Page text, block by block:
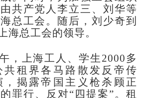
共产党人李立三、刘华等
总工会。随后，刘少奇到
海总工会的领导。
，上海工人、学生2000多
共租界各马路散发反帝传
，揭露帝国主义枪杀顾正
罪行、反对“四提案”。租